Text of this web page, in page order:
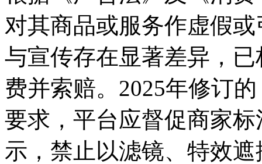
对其商品或服务作虚假
与宣传存在显著差异，
费并索赔。2025年修订
要求，平台应督促商家标
示，禁止以滤镜、特效